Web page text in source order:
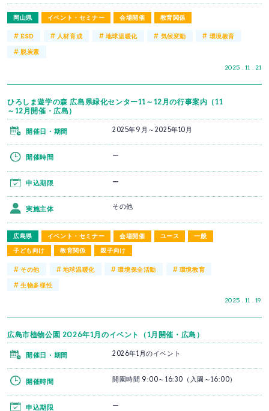
岡山県 イベント・セミナー 会場開催 教育関係
2025 . 11 . 21
#ESD # 人材育成 # 地球温暖化 # 気候変動 # 環境教育
#脱炭素
ひろしま遊学の森 広島県緑化センター11～12月の行事案内（11
～12月開催・広島）
広島県 イベント・セミナー 会場開催 ユース
一般
子ども向け
教育関係 親子向け
2025 . 11 . 19
開催日・期間 2025年9月～2025年10月
開催時間 ー
申込期限 ー
実施主体 その他
#その他 # 地球温暖化 #環境保全活動 # 環境教育
#生物多様性
広島市植物公園 2026年1月のイベント（1月開催・広島）
開催日・期間 2026年1月のイベント
開催時間 開園時間 9:00～16:30（入園～16:00）
申込期限 ー